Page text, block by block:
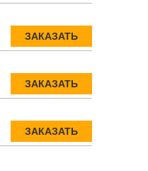
ЗАКАЗАТЬ
ЗАКАЗАТЬ
ЗАКАЗАТЬ